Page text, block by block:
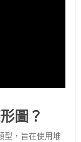
圖？
型，旨在使用堆